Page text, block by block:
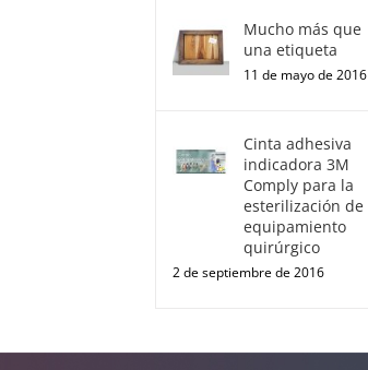
Mucho más que
una etiqueta
11 de mayo de 2016
Cinta adhesiva
indicadora 3M
Comply para la
esterilización de
equipamiento
quirúrgico
2 de septiembre de 2016